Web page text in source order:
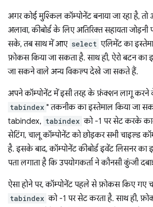
अगर कोई मुश्किल कॉम्पोनेंट बनाया जा रहा है,
अलावा, कीबोर्ड के लिए अतिरिक्त सहायता
सके, तब साथ में आए select एलिमेंट का
फ़ोकस किया जा सकता है. साथ ही, ऐरो बटन का
जा सकने वाले अन्य विकल्प देखे जा सकते हैं.
अपने कॉम्पोनेंट में इसी तरह के फ़ंक्शन लागू करने
tabindex " तकनीक का इस्तेमाल किया जा
tabindex, tabindex को -1 पर सेट करके
सेटिंग, चालू कॉम्पोनेंट को छोड़कर सभी चाइल्ड
है. इसके बाद, कॉम्पोनेंट कीबोर्ड इवेंट लिसनर
पता लगाता है कि उपयोगकर्ता ने कौनसी कुंजी
ऐसा होने पर, कॉम्पोनेंट पहले से फ़ोकस किए गए
tabindex को -1 पर सेट करता है. साथ ही,